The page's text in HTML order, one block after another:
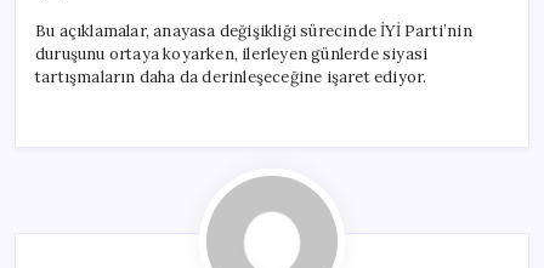
Bu açıklamalar, anayasa değişikliği sürecinde İYİ Parti’nin
duruşunu ortaya koyarken, ilerleyen günlerde siyasi
tartışmaların daha da derinleşeceğine işaret ediyor.